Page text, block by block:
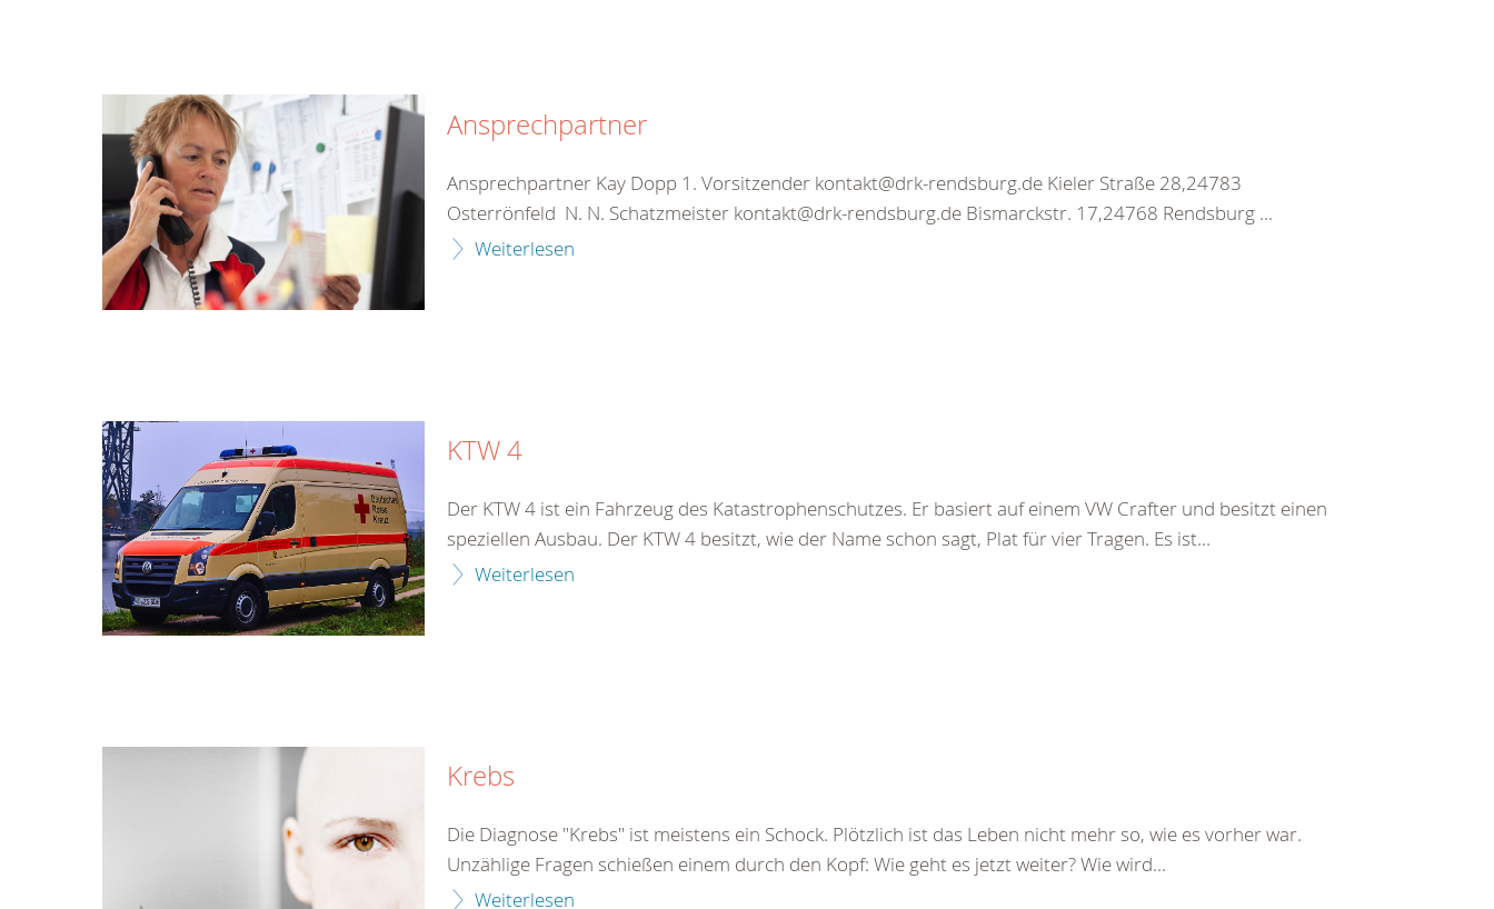
Ansprechpartner
Ansprechpartner Kay Dopp 1. Vorsitzender kontakt@drk-rendsburg.de Kieler Straße 28,24783
Osterrönfeld N. N. Schatzmeister kontakt@drk-rendsburg.de Bismarckstr. 17,24768 Rendsburg ...
Weiterlesen
KTW 4
Der KTW 4 ist ein Fahrzeug des Katastrophenschutzes. Er basiert auf einem VW Crafter und besitzt einen
speziellen Ausbau. Der KTW 4 besitzt, wie der Name schon sagt, Plat für vier Tragen. Es ist...
Weiterlesen
Krebs
Die Diagnose "Krebs" ist meistens ein Schock. Plötzlich ist das Leben nicht mehr so, wie es vorher war.
Unzählige Fragen schießen einem durch den Kopf: Wie geht es jetzt weiter? Wie wird...
Weiterlesen